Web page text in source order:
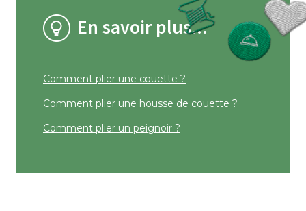
En savoir plus...
Comment plier une couette ?
Comment plier une housse de couette ?
Comment plier un peignoir ?